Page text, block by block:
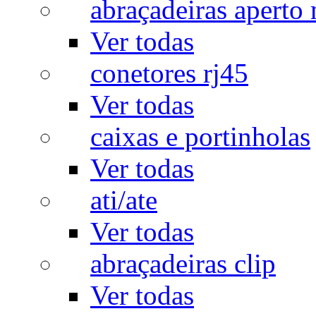
abraçadeiras aperto
Ver todas
conetores rj45
Ver todas
caixas e portinholas
Ver todas
ati/ate
Ver todas
abraçadeiras clip
Ver todas